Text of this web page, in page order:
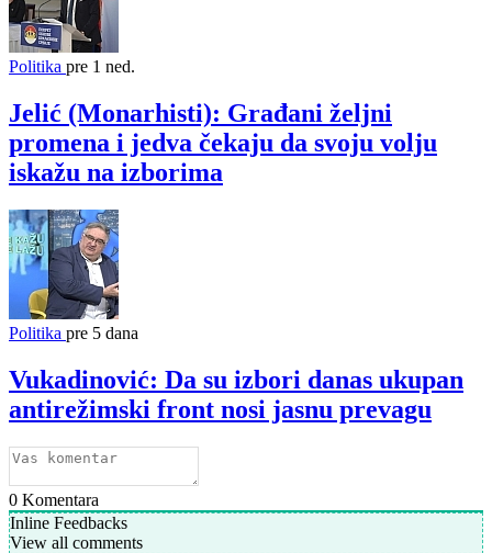
Politika pre 1 ned.
Jelić (Monarhisti): Građani željni
promena i jedva čekaju da svoju volju
iskažu na izborima
Politika pre 5 dana
Vukadinović: Da su izbori danas ukupan
antirežimski front nosi jasnu prevagu
0 Komentara
Inline Feedbacks
View all comments